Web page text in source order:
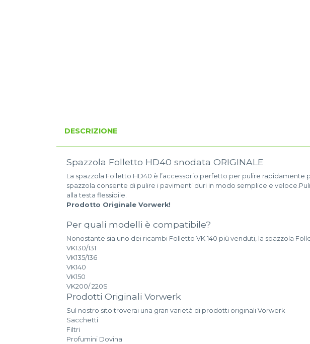
DESCRIZIONE
Spazzola Folletto HD40 snodata ORIGINALE
La spazzola Folletto HD40 è l’accessorio perfetto per pulire rapidamente
spazzola consente di pulire i pavimenti duri in modo semplice e
alla testa flessibile.
Prodotto Originale Vorwerk!
Per quali modelli è compatibile?
Nonostante sia uno dei ricambi Folletto VK 140 più venduti, la spazzola
VK130/131
VK135/136
VK140
VK150
VK200/ 220S
Prodotti Originali Vorwerk
Sul nostro sito troverai una gran varietà di prodotti originali Vorwerk
Sacchetti
Filtri
Profumini Dovina